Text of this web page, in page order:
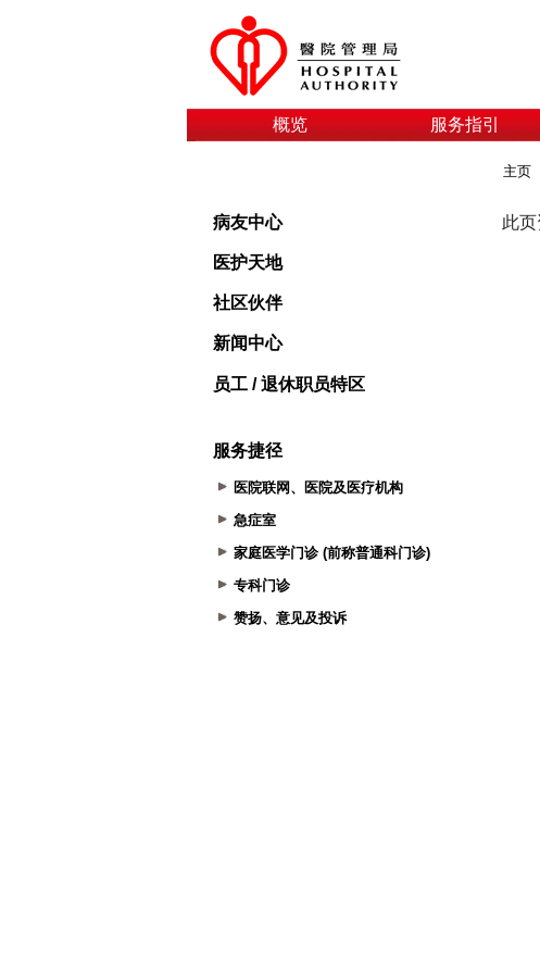
概览 服务指引
病友中心
医护天地
社区伙伴
新闻中心
员工 / 退休职员特区
服务捷径
医院联网、医院及医疗机构
急症室
家庭医学门诊 (前称普通科门诊)
专科门诊
赞扬、意见及投诉
主页